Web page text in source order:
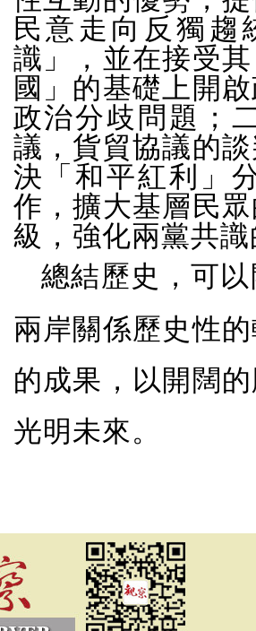
民意走向反獨趨
識」，並在接受
國」的基礎上開
政治分歧問題；
議，貨貿協議的
決「和平紅利」
作，擴大基層民
級，強化兩黨共
總結歷史，可
兩岸關係歷史性
的成果，以開闊
光明未來。